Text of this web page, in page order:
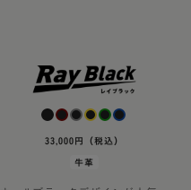
33,000円（税込）
牛革